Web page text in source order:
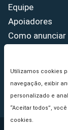
Utilizamos cookies
navegação, exibir
personalizado e
“Aceitar todos”,
cookies.
Equipe
Apoiadores
Como anunciar
Princípios